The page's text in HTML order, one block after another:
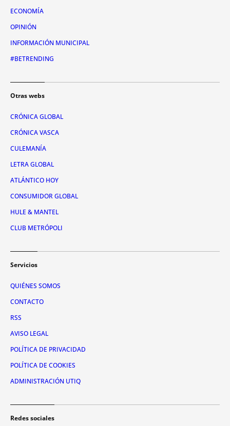
ECONOMÍA
OPINIÓN
INFORMACIÓN MUNICIPAL
#BETRENDING
Otras webs
CRÓNICA GLOBAL
CRÓNICA VASCA
CULEMANÍA
LETRA GLOBAL
ATLÁNTICO HOY
CONSUMIDOR GLOBAL
HULE & MANTEL
CLUB METRÓPOLI
Servicios
QUIÉNES SOMOS
CONTACTO
RSS
AVISO LEGAL
POLÍTICA DE PRIVACIDAD
POLÍTICA DE COOKIES
ADMINISTRACIÓN UTIQ
Redes sociales